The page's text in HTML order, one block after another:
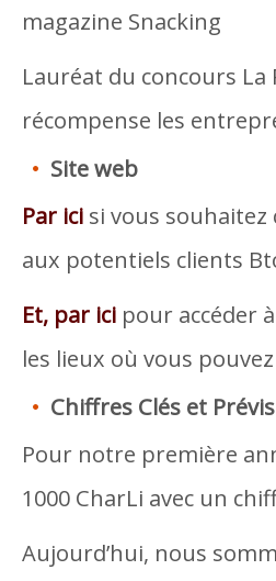
magazine Snacking
Lauréat du concours La
récompense les
Site web
Par ici si vous souhaitez
aux potentiels clients
Et, par ici pour accéder
les lieux où vous
Chiffres Clés et
Pour notre première
1000 CharLi avec un
Aujourd’hui, nous